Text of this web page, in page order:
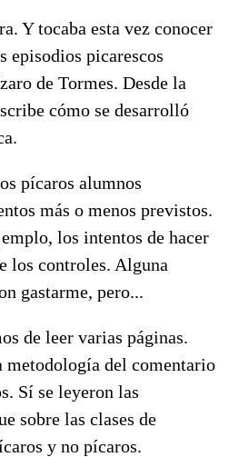
Y tocaba esta vez conocer
episodios picarescos
de Tormes. Desde la
cómo se desarrolló
pícaros alumnos
más o menos previstos.
los intentos de hacer
los controles. Alguna
gastarme, pero...
de leer varias páginas.
metodología del comentario
Sí se leyeron las
sobre las clases de
y no pícaros.